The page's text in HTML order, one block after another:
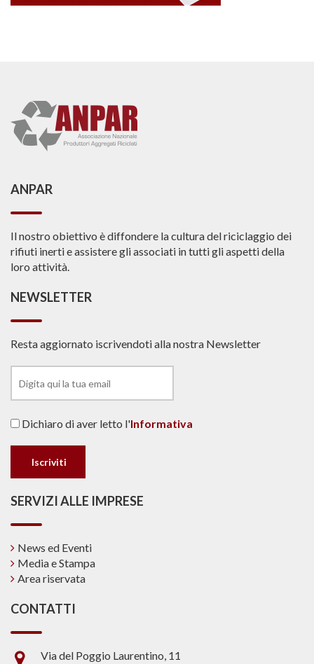
ANPAR
Il nostro obiettivo è diffondere la cultura del riciclaggio dei
rifiuti inerti e assistere gli associati in tutti gli aspetti della
loro attività.
NEWSLETTER
Resta aggiornato iscrivendoti alla nostra Newsletter
Dichiaro di aver letto l'Informativa
SERVIZI ALLE IMPRESE
News ed Eventi
Media e Stampa
Area riservata
CONTATTI
Via del Poggio Laurentino, 11